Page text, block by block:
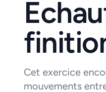
Cet exercice
mouvements